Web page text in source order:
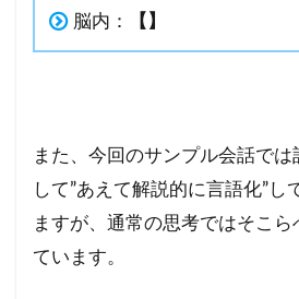
脳内： 【】
また、今回のサンプル会話で
して”あえて解説的に言語化”し
ますが、通常の思考ではそこら
ています。